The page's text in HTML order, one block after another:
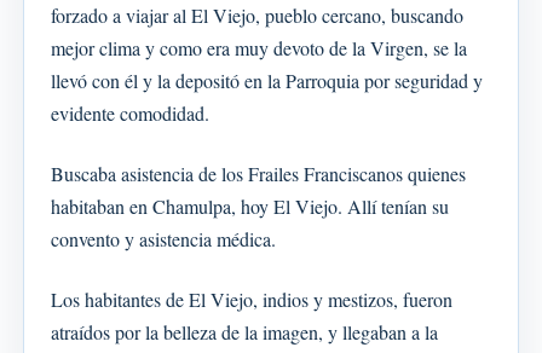
forzado a viajar al El Viejo, pueblo cercano, buscando
mejor clima y como era muy devoto de la Virgen, se la
llevó con él y la depositó en la Parroquia por seguridad y
evidente comodidad.
Buscaba asistencia de los Frailes Franciscanos quienes
habitaban en Chamulpa, hoy El Viejo. Allí tenían su
convento y asistencia médica.
Los habitantes de El Viejo, indios y mestizos, fueron
atraídos por la belleza de la imagen, y llegaban a la